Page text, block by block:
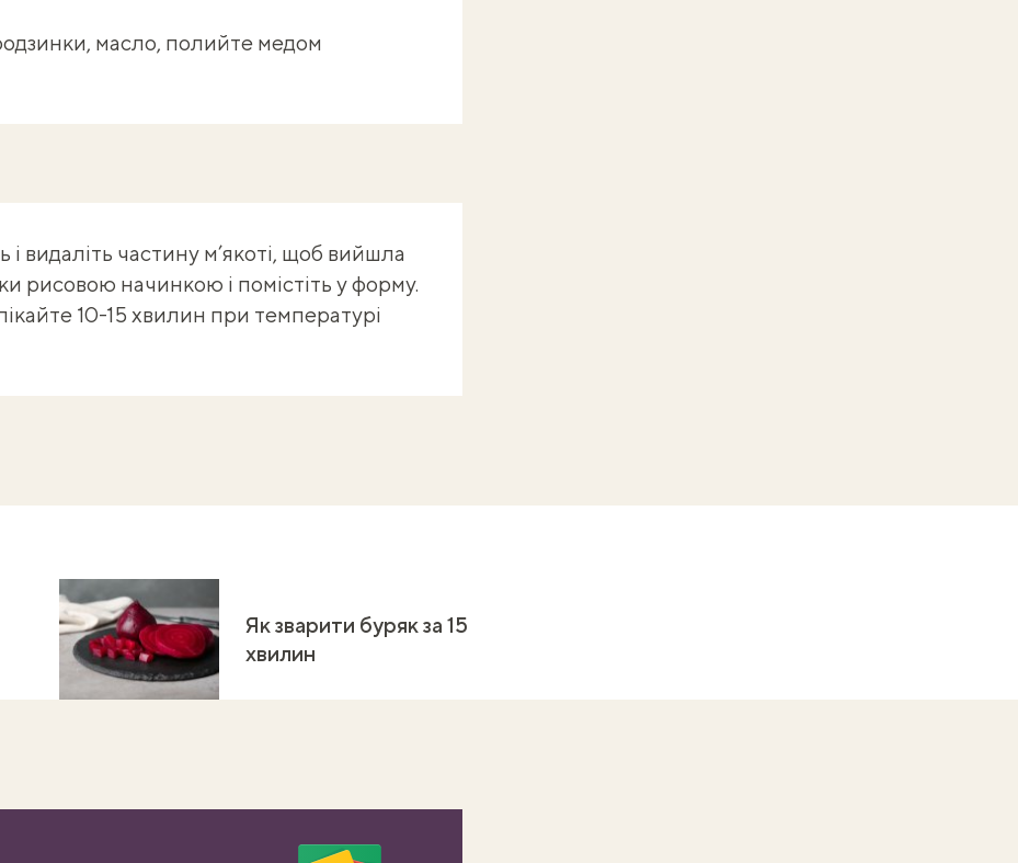
масло, полийте медом
і видаліть частину м’якоті, щоб вийшла
рисовою начинкою і помістіть у форму.
10-15 хвилин при температурі
Як зварити буряк за 15
хвилин